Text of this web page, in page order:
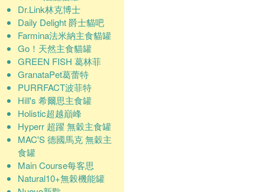
Dr.Link林克博士
Daily Delight 爵士貓吧
Farmina法米納主食貓罐
Go！天然主食貓罐
GREEN FISH 葛林菲
GranataPet葛蕾特
PURRFACT波菲特
Hill's 希爾思主食罐
Holistic超越巔峰
Hyperr 超躍 無穀主食罐
MAC'S 德國馬克 無穀主
食罐
Main Course每客思
Natural10+無榖機能罐